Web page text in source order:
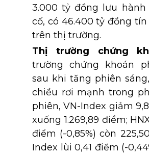
3.000 tỷ đồng lưu
cố, có 46.400 tỷ đồng
trên thị trường.
Thị trường chứng
trường chứng khoán
sau khi tăng phiên
chiều rơi mạnh trong
phiên, VN-Index giảm
xuống 1.269,89 điểm;
điểm (-0,85%) còn
Index lùi 0,41 điểm (-